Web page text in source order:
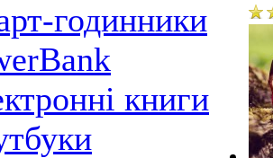
годинники
книги